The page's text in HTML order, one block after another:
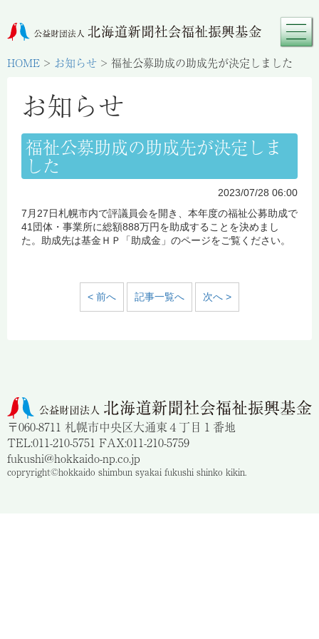
HOME > お知らせ > 福祉公募助成の助成先が決定しました
お知らせ
福祉公募助成の助成先が決定しま
した
2023/07/28 06:00
7月27日札幌市内で評議員会を開き、本年度の福祉公募助成で
41団体・事業所に総額888万円を助成することを決めまし
た。助成先は基金ＨＰ「助成金」のページをご覧ください。
< 前へ 記事一覧へ 次へ >
〒060-8711 札幌市中央区大通東４丁目１番地
TEL:011-210-5751 FAX:011-210-5759
fukushi@hokkaido-np.co.jp
copryright©hokkaido shimbun syakai fukushi shinko kikin.